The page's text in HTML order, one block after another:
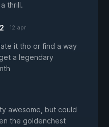
thrill.
12 apr
it tho or find a way
a legendary
awesome, but could
the goldenchest